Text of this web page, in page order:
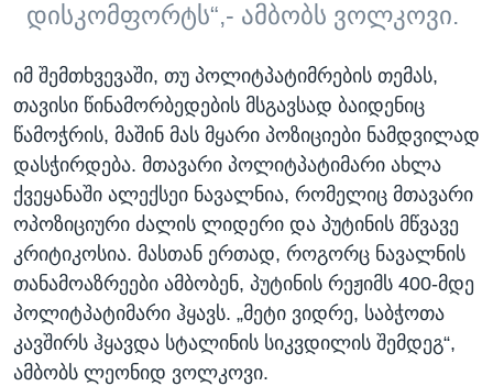
დისკომფორტს“,- ამბობს ვოლკოვი.
იმ შემთხვევაში, თუ პოლიტპატიმრების თემას,
თავისი წინამორბედების მსგავსად ბაიდენიც
წამოჭრის, მაშინ მას მყარი პოზიციები ნამდვილად
დასჭირდება. მთავარი პოლიტპატიმარი ახლა
ქვეყანაში ალექსეი ნავალნია, რომელიც მთავარი
ოპოზიციური ძალის ლიდერი და პუტინის მწვავე
კრიტიკოსია. მასთან ერთად, როგორც ნავალნის
თანამოაზრეები ამბობენ, პუტინის რეჟიმს 400-მდე
პოლიტპატიმარი ჰყავს. „მეტი ვიდრე, საბჭოთა
კავშირს ჰყავდა სტალინის სიკვდილის შემდეგ“,
ამბობს ლეონიდ ვოლკოვი.